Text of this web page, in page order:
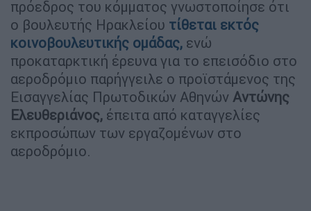
πρόεδρος του κόμματος γνωστοποίησε ότι
ο βουλευτής Ηρακλείου τίθεται εκτός
κοινοβουλευτικής ομάδας, ενώ
προκαταρκτική έρευνα για το επεισόδιο στο
αεροδρόμιο παρήγγειλε ο προϊστάμενος της
Εισαγγελίας Πρωτοδικών Αθηνών Αντώνης
Ελευθεριάνος, έπειτα από καταγγελίες
εκπροσώπων των εργαζομένων στο
αεροδρόμιο.